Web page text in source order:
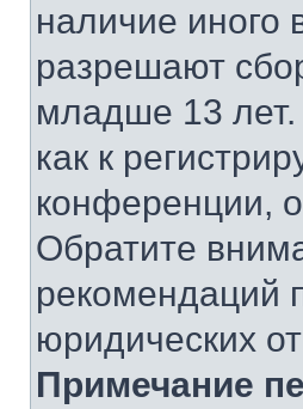
наличие иного
разрешают
младше 13
как к
конференции,
Обратите
рекомендаций
юридических
Примечание